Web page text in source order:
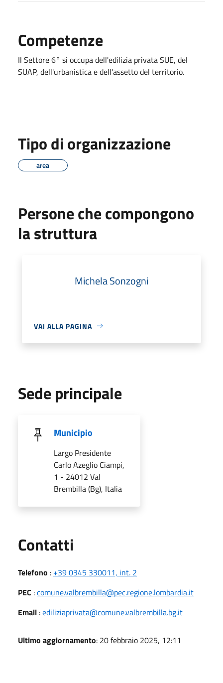
Competenze
Il Settore 6° si occupa dell'edilizia privata SUE, del
SUAP, dell'urbanistica e dell'assetto del territorio.
Tipo di organizzazione
area
Persone che compongono
la struttura
Michela Sonzogni
VAI ALLA PAGINA
Sede principale
Municipio
Largo Presidente
Carlo Azeglio Ciampi,
1 - 24012 Val
Brembilla (Bg), Italia
Contatti
Telefono : +39 0345 330011, int. 2
PEC :comune.valbrembilla@pec.regione.lombardia.it
Email :ediliziaprivata@comune.valbrembilla.bg.it
Ultimo aggiornamento: 20 febbraio 2025, 12:11